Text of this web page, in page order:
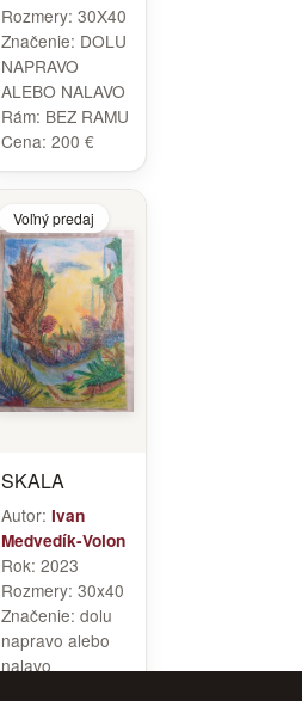
Rozmery: 30X40
Značenie: DOLU
NAPRAVO
ALEBO NALAVO
Rám: BEZ RAMU
Cena: 200 €
Voľný predaj
SKALA
Autor: Ivan
Medvedík-Volon
Rok: 2023
Rozmery: 30x40
Značenie: dolu
napravo alebo
nalavo